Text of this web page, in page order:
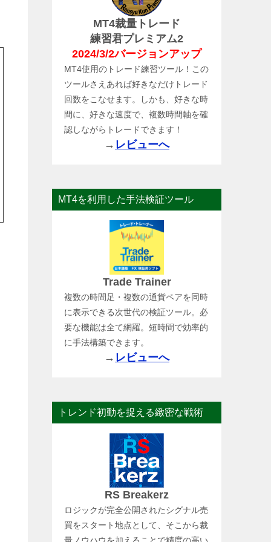
MT4裁量トレード
練習君プレミアム2
2024/3/2バージョンアップ
MT4使用のトレード練習ツール！この
ツールさえあれば好きなだけトレード
回数をこなせます。しかも、好きな時
間に、好きな速度で、複数時間軸を確
認しながらトレードできます！
→ レビューへ
MT4を利用した手法検証ツール
Trade Trainer
複数の時間足・複数の通貨ペアを同時
に表示できる次世代の検証ツール。必
要な機能は全て網羅。短時間で効率的
に手法構築できます。
→ レビューへ
トレンド初動を捉える緻密な戦術
RS Breakerz
ロジックが完全公開されたシグナル売
買をスタート地点として、そこから裁